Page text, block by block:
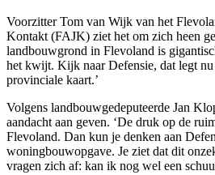
Voorzitter Tom van Wijk van het
Kontakt (FAJK) ziet het om zich heen
landbouwgrond in Flevoland is
het kwijt. Kijk naar Defensie, dat legt
provinciale kaart.’
Volgens landbouwgedeputeerde Jan
aandacht aan geven. ‘De druk op de
Flevoland. Dan kun je denken aan
woningbouwopgave. Je ziet dat dit
vragen zich af: kan ik nog wel een